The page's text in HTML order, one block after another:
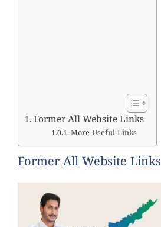
Former All Website Links
More Useful Links
Former All Website Links